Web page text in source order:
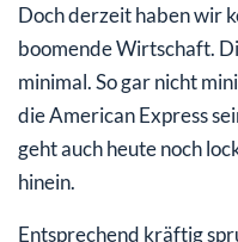
Doch derzeit haben wir
boomende Wirtschaft.
minimal. So gar nicht
die American Express
geht auch heute noch
hinein.
Entsprechend kräftig